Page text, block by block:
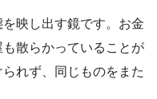
映し出す鏡です。お金
散らかっていることが
れず、同じものをまた